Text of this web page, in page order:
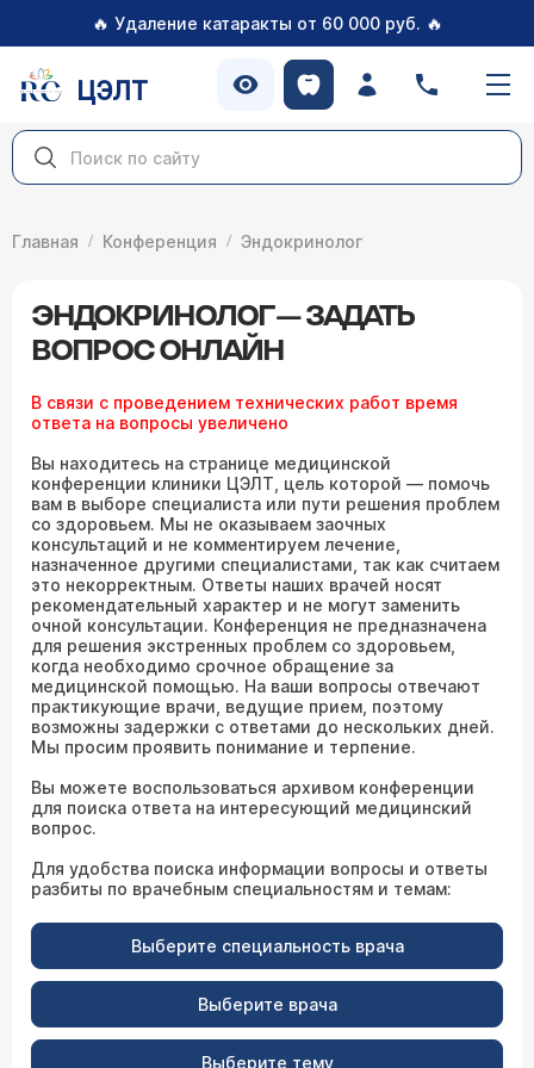
🔥 Удаление катаракты от 60 000 руб. 🔥
ЦЭЛТ
Главная Конференция Эндокринолог
ЭНДОКРИНОЛОГ — ЗАДАТЬ
ВОПРОС ОНЛАЙН
В связи с проведением технических работ время
ответа на вопросы увеличено
Вы находитесь на странице медицинской
конференции клиники ЦЭЛТ, цель которой — помочь
вам в выборе специалиста или пути решения проблем
со здоровьем. Мы не оказываем заочных
консультаций и не комментируем лечение,
назначенное другими специалистами, так как считаем
это некорректным. Ответы наших врачей носят
рекомендательный характер и не могут заменить
очной консультации. Конференция не предназначена
для решения экстренных проблем со здоровьем,
когда необходимо срочное обращение за
медицинской помощью. На ваши вопросы отвечают
практикующие врачи, ведущие прием, поэтому
возможны задержки с ответами до нескольких дней.
Мы просим проявить понимание и терпение.
Вы можете воспользоваться архивом конференции
для поиска ответа на интересующий медицинский
вопрос.
Для удобства поиска информации вопросы и ответы
разбиты по врачебным специальностям и темам:
Выберите специальность врача
Выберите врача
Выберите тему